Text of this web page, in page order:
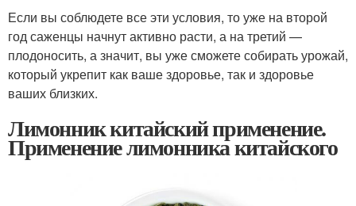
Если вы соблюдете все эти условия, то уже на второй
год саженцы начнут активно расти, а на третий —
плодоносить, а значит, вы уже сможете собирать урожай,
который укрепит как ваше здоровье, так и здоровье
ваших близких.
Лимонник китайский применение.
Применение лимонника китайского